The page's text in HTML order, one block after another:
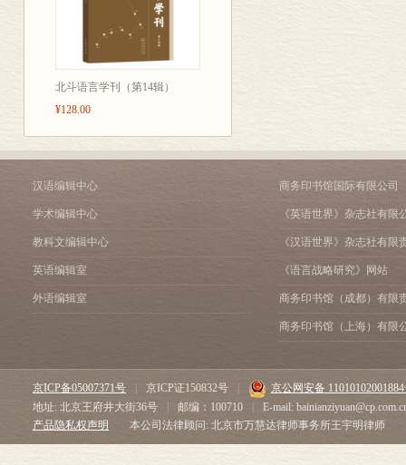
北斗语言学刊（第14辑）
¥128.00
训诂学上的一些问题
同源字论
论汉族标准语
论审音原则
推广普通话的三个问题
汉语编辑中心
学术编辑中心
教科文编辑中心
英语编辑室
外语编辑室
商务印书馆国际有限公司
《英语世界》杂志社有限
《汉语世界》杂志社有限
《语言战略研究》网站
商务印书馆（成都）有限
商务印书馆（上海）有限
京ICP备05007371号 京ICP证150832号
京公网安备
地址: 北京王府井大街36号
邮编：100710
E-mail:
产品隐私权声明
本公司法律顾问: 北京市万慧达律师事务所王宇明律师